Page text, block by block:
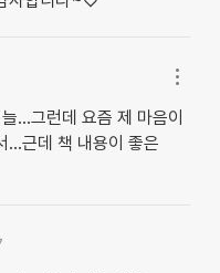
...그런데 요즘 제 마음이
...근데 책 내용이 좋은